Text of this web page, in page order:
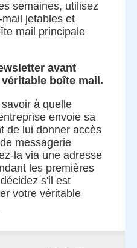
semaines, utilisez
jetables et
mail principale
avant
boîte mail.
à quelle
envoie sa
de lui donner accès
messagerie
la via une adresse
les premières
s'il est
votre véritable